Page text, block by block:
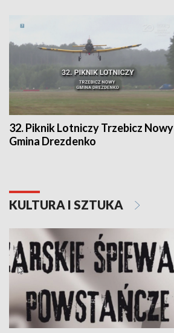
32. Piknik Lotniczy Trzebicz Nowy
Gmina Drezdenko
KULTURA I SZTUKA